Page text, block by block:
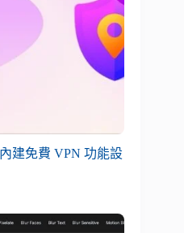
建免費 VPN 功能設